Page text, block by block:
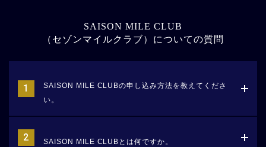
SAISON MILE CLUB
（セゾンマイルクラブ）についての質問
SAISON MILE CLUBの申し込み方法を教えてくださ
い。
SAISON MILE CLUBとは何ですか。